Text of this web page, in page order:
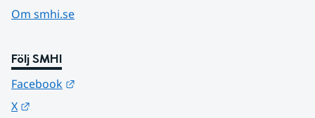
Om smhi.se
Följ SMHI
Facebook
X